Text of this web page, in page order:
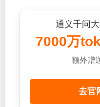
通义千问
7000万
额外赠
去官